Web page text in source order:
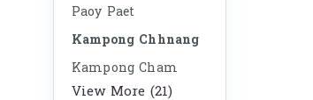
Paoy Paet
Kampong Chhnang
Kampong Cham
View More (21)